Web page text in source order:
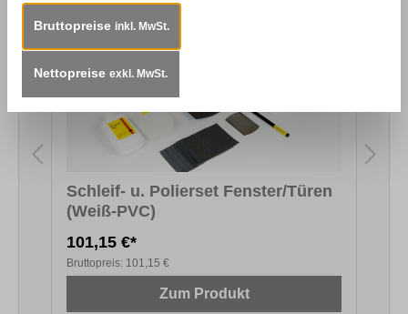
Schleif- u. Polierset Fenster/Türen
(Weiß-PVC)
101,15 €*
Bruttopreis: 101,15 €
Zum Produkt
Bruttopreise inkl. MwSt.
Nettopreise exkl. MwSt.